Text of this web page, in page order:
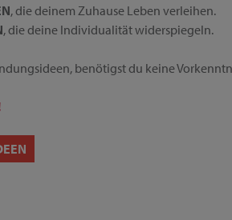
, die deinem Zuhause Leben verleihen.
, die deine Individualität widerspiegeln.
benötigst du keine